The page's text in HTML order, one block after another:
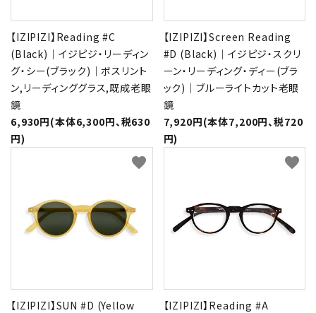
【IZIPIZI】Reading #C
(Black)｜イジピジ・リーディン
グ・シー(ブラック)｜ボスリント
ン,リーディンググラス,既成老眼
鏡
6,930円(本体6,300円、税630
円)
【IZIPIZI】Screen Reading
#D (Black)｜イジピジ・スクリ
ーン・リーディング・ディー(ブラ
ック)｜ブルーライトカット老眼
鏡
7,920円(本体7,200円、税720
円)
【IZIPIZI】SUN #D (Yellow
favorite
【IZIPIZI】Reading #A
favorite